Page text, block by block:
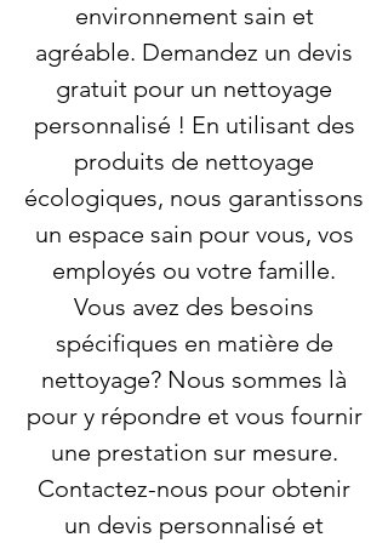
environnement sain et
agréable. Demandez un devis
gratuit pour un nettoyage
personnalisé ! En utilisant des
produits de nettoyage
écologiques, nous garantissons
un espace sain pour vous, vos
employés ou votre famille.
Vous avez des besoins
spécifiques en matière de
nettoyage? Nous sommes là
pour y répondre et vous fournir
une prestation sur mesure.
Contactez-nous pour obtenir
un devis personnalisé et